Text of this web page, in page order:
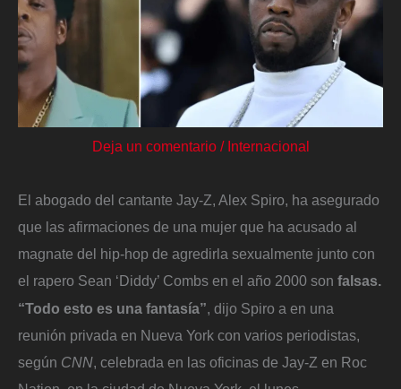
Deja un comentario / Internacional
El abogado del cantante Jay-Z, Alex Spiro, ha asegurado
que las afirmaciones de una mujer que ha acusado al
magnate del hip-hop de agredirla sexualmente junto con
el rapero Sean ‘Diddy’ Combs en el año 2000 son falsas.
“Todo esto es una fantasía”, dijo Spiro a en una
reunión privada en Nueva York con varios periodistas,
según CNN, celebrada en las oficinas de Jay-Z en Roc